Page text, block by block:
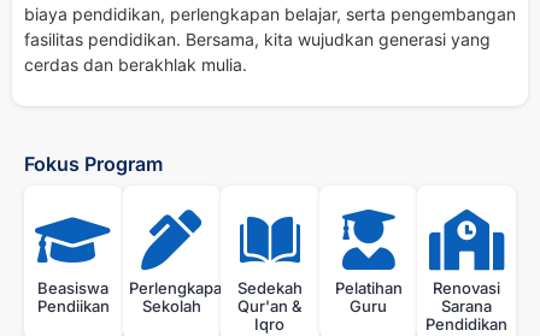
biaya pendidikan, perlengkapan belajar, serta pengembangan
fasilitas pendidikan. Bersama, kita wujudkan generasi yang
cerdas dan berakhlak mulia.
Fokus Program
Beasiswa
Pendiikan
Perlengkapan
Sekolah
Sedekah
Qur'an &
Iqro
Pelatihan
Guru
Renovasi
Sarana
Pendidikan